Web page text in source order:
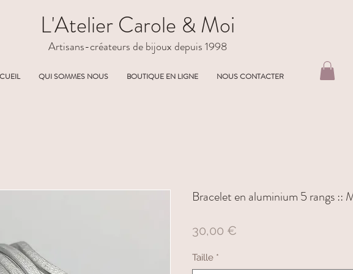
L'Atelier Carole & Moi
Artisans-créateurs de bijoux depuis 1998
QUI SOMMES NOUS BOUTIQUE EN LIGNE NOUS CONTACTER
Bracelet en aluminium 5 rangs ::
30,00 €
Taille *